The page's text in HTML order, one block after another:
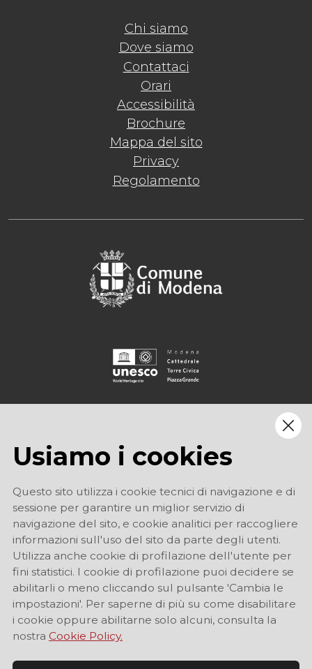
Chi siamo
Dove siamo
Contattaci
Orari
Accessibilità
Brochure
Mappa del sito
Privacy
Regolamento
Usiamo i cookies
Questo sito utilizza i cookie tecnici di navigazione e di
sessione per garantire un miglior servizio di
navigazione del sito, e cookie analitici per raccogliere
informazioni sull'uso del sito da parte degli utenti.
Utilizza anche cookie di profilazione dell'utente per
fini statistici. I cookie di profilazione puoi decidere se
abilitarli o meno cliccando sul pulsante 'Cambia le
impostazioni'. Per saperne di più su come disabilitare
i cookie oppure abilitarne solo alcuni, consulta la
nostra Cookie Policy.